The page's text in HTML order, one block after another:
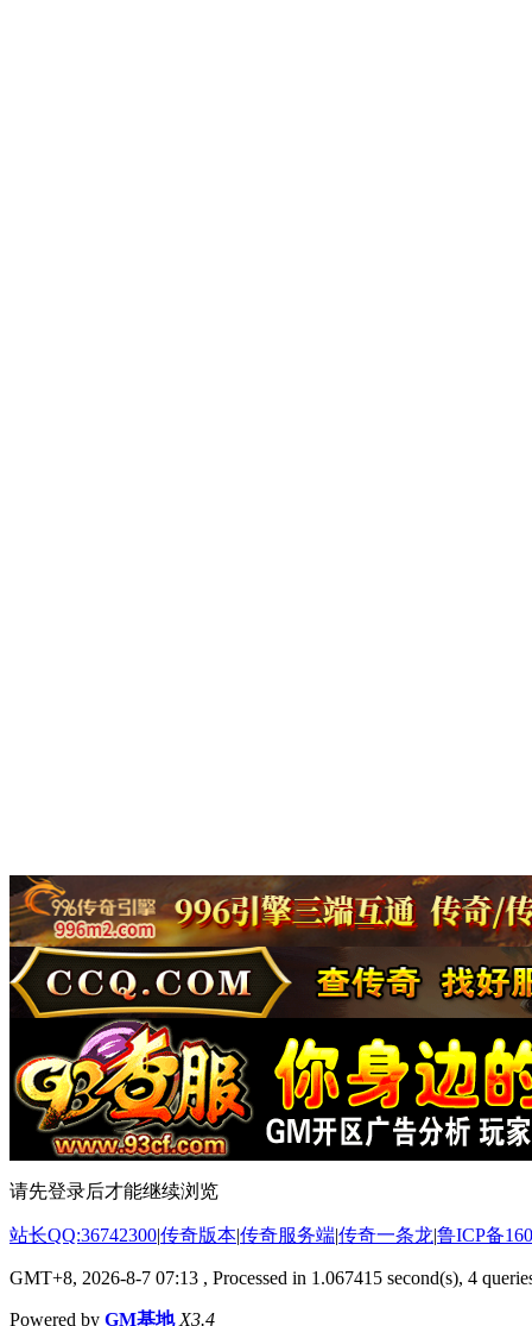
请先登录后才能继续浏览
站长QQ:36742300|传奇版本|传奇服务端|传奇一条龙|鲁ICP备
GMT+8, 2026-8-7 07:13 , Processed in 1.067415 second(s), 4
Powered by GM基地 X3.4